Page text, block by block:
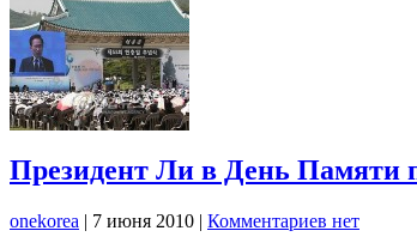
Президент Ли в День Памяти
onekorea | 7 июня 2010 | Комментариев нет